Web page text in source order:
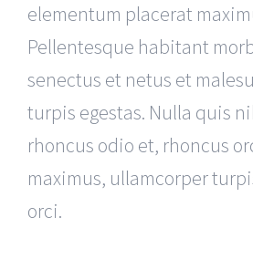
elementum placerat
Pellentesque habitant
senectus et netus et
turpis egestas. Nulla quis
rhoncus odio et, rhoncus
maximus, ullamcorper
orci.